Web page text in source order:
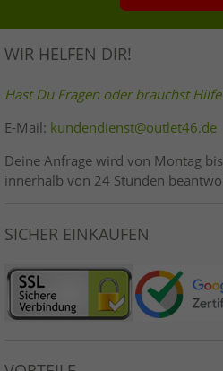
WIR HELFEN DIR!
Hast Du Fragen oder brauchst
E-Mail: kundendienst@outlet46.de
Deine Anfrage wird von Montag
innerhalb von 24 Stunden
SICHER EINKAUFEN